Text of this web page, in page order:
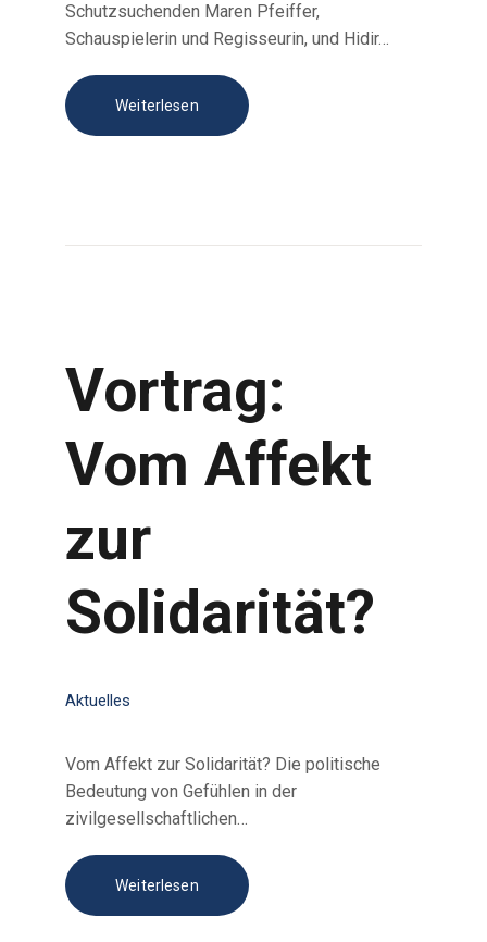
Schutzsuchenden Maren Pfeiffer,
Schauspielerin und Regisseurin, und Hidir…
Weiterlesen
Vortrag:
Vom Affekt
zur
Solidarität?
Aktuelles
Vom Affekt zur Solidarität? Die politische
Bedeutung von Gefühlen in der
zivilgesellschaftlichen…
Weiterlesen